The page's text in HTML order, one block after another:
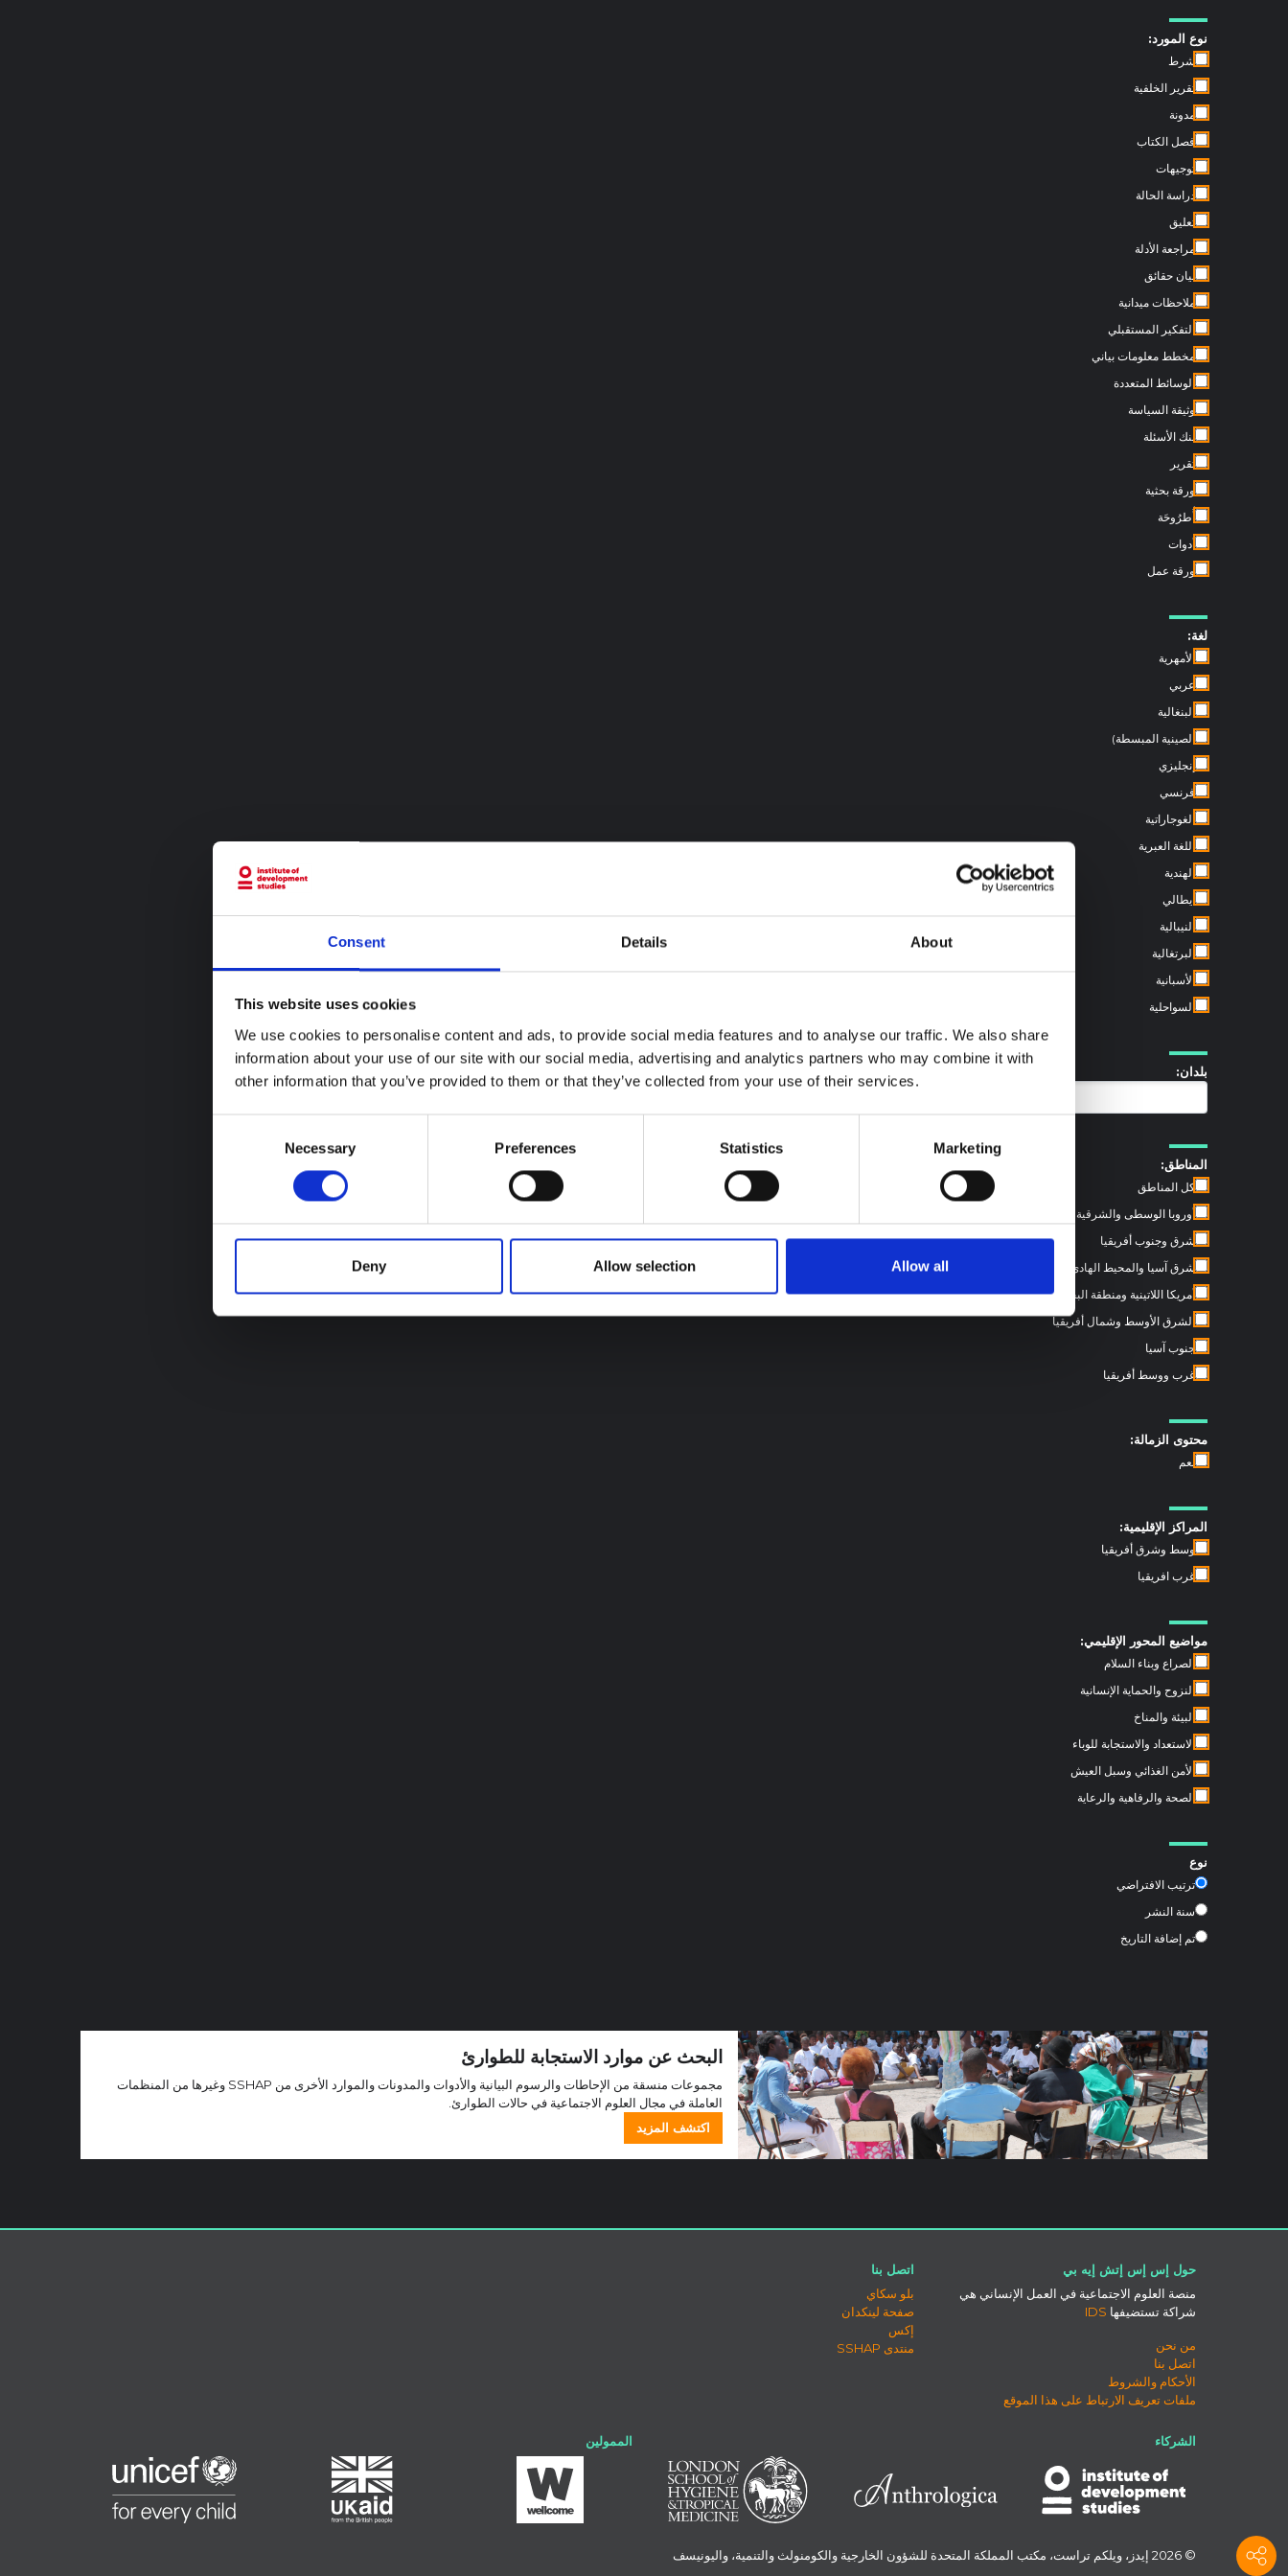
Consent Details About
This website uses cookies
We use cookies to personalise content and ads, to provide social media features and to analyse our traffic. We also share
information about your use of our site with our social media, advertising and analytics partners who may combine it with
other information that you’ve provided to them or that they’ve collected from your use of their services.
Necessary Preferences Statistics Marketing
Deny Allow selection Allow all
نوع المورد:
شرط
تقرير الخلفية
مدونة
فصل الكتاب
توجيهات
دراسة الحالة
تعليق
مراجعة الأدلة
بيان حقائق
ملاحظات ميدانية
التفكير المستقبلي
مخطط معلومات بياني
الوسائط المتعددة
وثيقة السياسة
بنك الأسئلة
تقرير
ورقة بحثية
أُطرُوحَة
أدوات
ورقة عمل
لغة:
الأمهرية
عربي
البنغالية
الصينية المبسطة)
إنجليزي
فرنسي
الغوجاراتية
اللغة العبرية
الهندية
ايطالي
النيبالية
البرتغالية
الأسبانية
السواحلية
بلدان:
المناطق:
كل المناطق
أوروبا الوسطى والشرقية
شرق وجنوب أفريقيا
شرق آسيا والمحيط الهادئ
أمريكا اللاتينية ومنطقة البحر الكاريبي
الشرق الأوسط وشمال أفريقيا
جنوب آسيا
غرب ووسط أفريقيا
محتوى الزمالة:
نعم
المراكز الإقليمية:
وسط وشرق أفريقيا
غرب افريقيا
مواضيع المحور الإقليمي:
الصراع وبناء السلام
النزوح والحماية الإنسانية
البيئة والمناخ
الاستعداد والاستجابة للوباء
الأمن الغذائي وسبل العيش
الصحة والرفاهية والرعاية
نوع
ترتيب الافتراضي
سنة النشر
تم إضافة التاريخ
البحث عن موارد الاستجابة للطوارئ
مجموعات منسقة من الإحاطات والرسوم البيانية والأدوات والمدونات والموارد الأخرى من SSHAP وغيرها من المنظمات
العاملة في مجال العلوم الاجتماعية في حالات الطوارئ.
اكتشف المزيد
حول إس إس إتش إيه بي
منصة العلوم الاجتماعية في العمل الإنساني هي
شراكة تستضيفها IDS
من نحن
اتصل بنا
الأحكام والشروط
ملفات تعريف الارتباط على هذا الموقع
اتصل بنا
بلو سكاي
صفحة لينكدان
إكس
منتدى SSHAP
الشركاء الممولين
© 2026 إيدز، ويلكم تراست، مكتب المملكة المتحدة للشؤون الخارجية والكومنولث والتنمية، واليونيسف